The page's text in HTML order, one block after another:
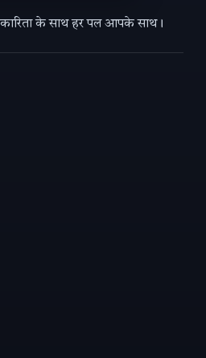
के साथ हर पल आपके साथ।